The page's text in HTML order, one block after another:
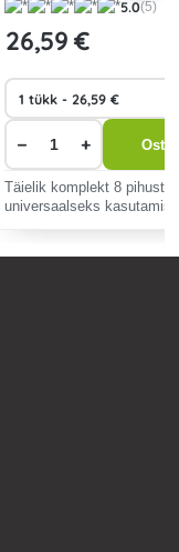
5.0(5)
26,59 €
− +
Täielik komplekt 8
universaalseks